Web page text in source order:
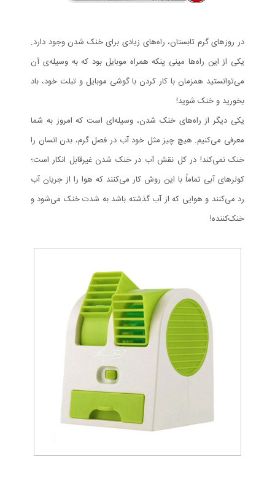
در روزهای گرم تابستان، راه‌های زیادی برای خنک شدن وجود دارد.
یکی از این راه‌ها مینی پنکه همراه موبایل بود که به وسیله‌ی آن
می‌توانستید همزمان با کار کردن با گوشی موبایل و تبلت خود، باد
بخورید و خنک شوید!
یکی دیگر از راه‌های خنک شدن، وسیله‌ای است که امروز به شما
معرفی می‌کنیم. هیچ چیز مثل خود آب در فصل گرم، بدن انسان را
خنک نمی‌کند! در کل نقش آب در خنک شدن غیرقابل انکار است؛
کولرهای آبی تماماً با این روش کار می‌کنند که هوا را از جریان آب
رد می‌کنند و هوایی که از آب گذشته باشد به شدت خنک می‌شود و
خنک‌کننده!